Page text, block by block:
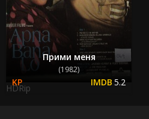
Прими меня
(1982)
5.2
HDRip